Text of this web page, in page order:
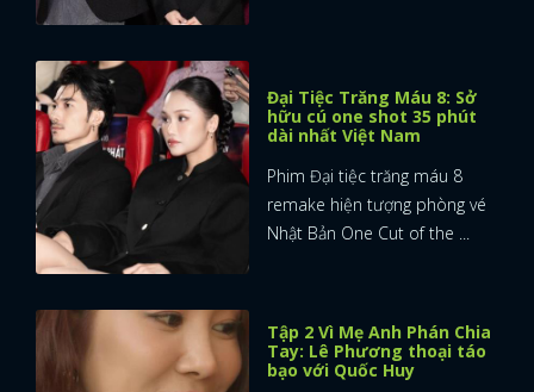
Đại Tiệc Trăng Máu 8: Sở
hữu cú one shot 35 phút
dài nhất Việt Nam
Phim Đại tiệc trăng máu 8
remake hiện tượng phòng vé
Nhật Bản One Cut of the ...
Tập 2 Vì Mẹ Anh Phán Chia
Tay: Lê Phương thoại táo
bạo với Quốc Huy